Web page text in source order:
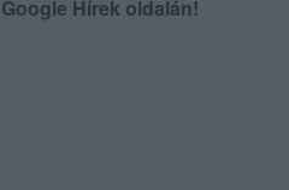
Hírek oldalán!